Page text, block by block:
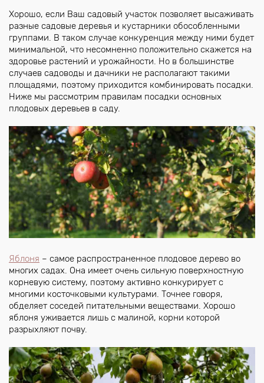
Хорошо, если Ваш садовый участок позволяет высаживать
разные садовые деревья и кустарники обособленными
группами. В таком случае конкуренция между ними будет
минимальной, что несомненно положительно скажется на
здоровье растений и урожайности. Но в большинстве
случаев садоводы и дачники не располагают такими
площадями, поэтому приходится комбинировать посадки.
Ниже мы рассмотрим правилам посадки основных
плодовых деревьев в саду.
Яблоня – самое распространенное плодовое дерево во
многих садах. Она имеет очень сильную поверхностную
корневую систему, поэтому активно конкурирует с
многими косточковыми культурами. Точнее говоря,
обделяет соседей питательными веществами. Хорошо
яблоня уживается лишь с малиной, корни которой
разрыхляют почву.